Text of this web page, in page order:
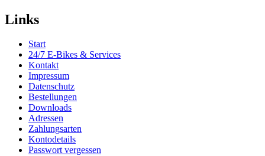
Links
Start
24/7 E-Bikes & Services
Kontakt
Impressum
Datenschutz
Bestellungen
Downloads
Adressen
Zahlungsarten
Kontodetails
Passwort vergessen